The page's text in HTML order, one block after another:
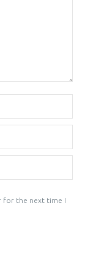
for the next time I